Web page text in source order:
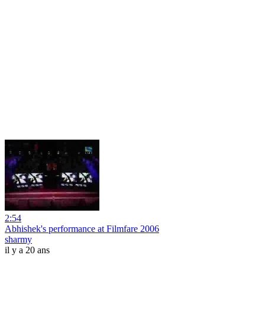
2:54
Abhishek's performance at Filmfare 2006
sharmy
il y a 20 ans